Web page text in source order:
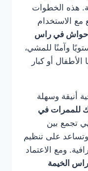
هذه الخطوات
مع الاستخدام
احواش في راس
وآمنًا للمشي،
أو كبار
أنيقة وسهلة
للممرات في
تجمع بين
وتساعد على تنظيم
ومع الاعتماد
الخيمة